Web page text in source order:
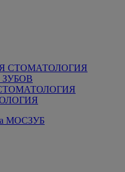
СТОМАТОЛОГИЯ
МОСЗУБ